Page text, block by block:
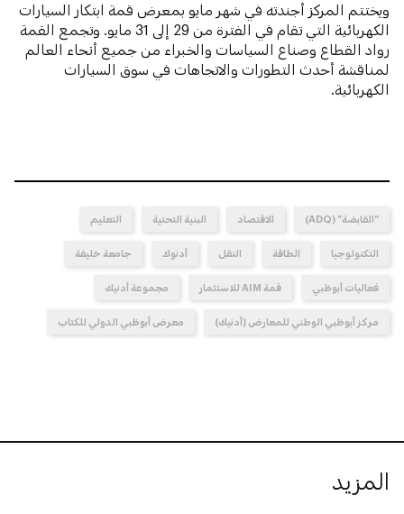
ويختتم المركز أجندته في شهر مايو بمعرض قمة ابتكار السيارات
الكهربائية التي تقام في الفترة من 29 إلى 31 مايو. وتجمع القمة
رواد القطاع وصناع السياسات والخبراء من جميع أنحاء العالم
لمناقشة أحدث التطورات والاتجاهات في سوق السيارات
الكهربائية.
"القابضة" (ADQ) الاقتصاد البنية التحتية التعليم
التكنولوجيا الطاقة النقل أدنوك جامعة خليفة
فعاليات أبوظبي قمة AIM للاستثمار مجموعة أدنيك
مركز أبوظبي الوطني للمعارض (أدنيك) معرض أبوظبي الدولي للكتاب
المزيد